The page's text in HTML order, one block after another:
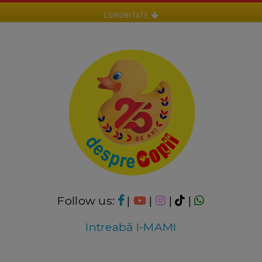
COMUNITATE
Follow us: | | |
|
Intreabă I-MAMI